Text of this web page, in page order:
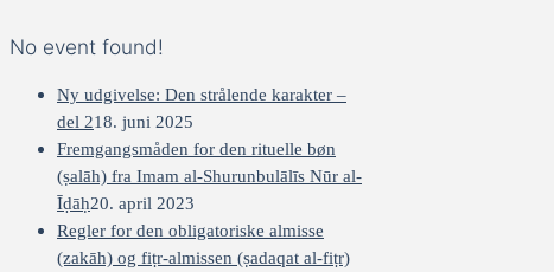
No event found!
Ny udgivelse: Den strålende karakter –
del 218. juni 2025
Fremgangsmåden for den rituelle bøn
(ṣalāh) fra Imam al-Shurunbulālīs Nūr al-
Īḍāḥ20. april 2023
Regler for den obligatoriske almisse
(zakāh) og fiṭr-almissen (ṣadaqat al-fiṭr)